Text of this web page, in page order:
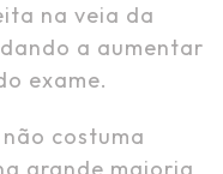
na veia da
a aumentar
exame.
costuma